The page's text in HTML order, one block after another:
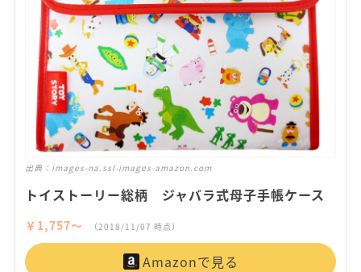
出典： images-na.ssl-images-amazon.com
トイストーリー総柄 ジャバラ式母子手帳ケース
￥1,757〜 （2018/11/07 時点）
Amazonで見る